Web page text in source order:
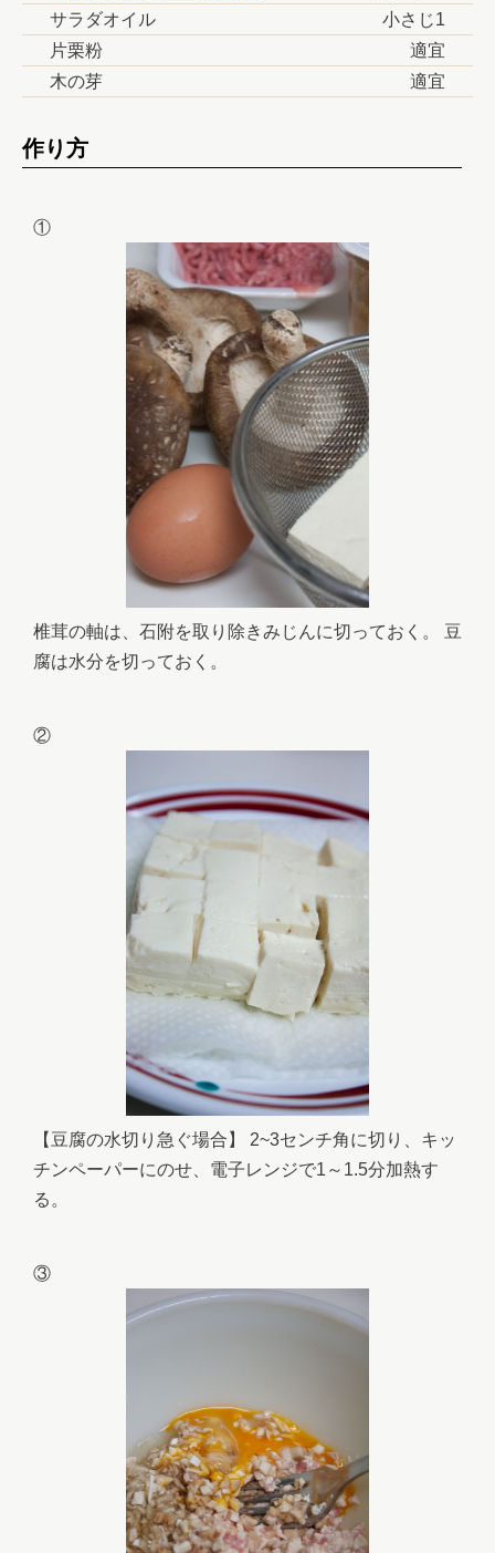
サラダオイル
小さじ1
片栗粉
適宜
木の芽
適宜
作り方
①
椎茸の軸は、石附を取り除きみじんに切っておく。 豆
腐は水分を切っておく。
②
【豆腐の水切り急ぐ場合】 2~3センチ角に切り、キッ
チンペーパーにのせ、電子レンジで1～1.5分加熱す
る。
③